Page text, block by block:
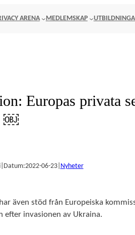
ARENA MEDLEMSKAP
Europas privata
￼
| Datum:2022-06-23| Nyheter
även stöd från Europeiska
efter invasionen av Ukraina.